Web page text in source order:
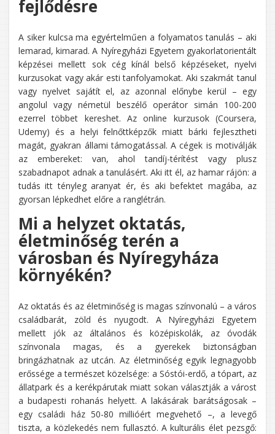
fejlődésre
A siker kulcsa ma egyértelműen a folyamatos tanulás – aki
lemarad, kimarad. A Nyíregyházi Egyetem gyakorlatorientált
képzései mellett sok cég kínál belső képzéseket, nyelvi
kurzusokat vagy akár esti tanfolyamokat. Aki szakmát tanul
vagy nyelvet sajátít el, az azonnal előnybe kerül – egy
angolul vagy németül beszélő operátor simán 100-200
ezerrel többet kereshet. Az online kurzusok (Coursera,
Udemy) és a helyi felnőttképzők miatt bárki fejlesztheti
magát, gyakran állami támogatással. A cégek is motiválják
az embereket: van, ahol tandíj-térítést vagy plusz
szabadnapot adnak a tanulásért. Aki itt él, az hamar rájön: a
tudás itt tényleg aranyat ér, és aki befektet magába, az
gyorsan lépkedhet előre a ranglétrán.
Mi a helyzet oktatás,
életminőség terén a
városban és Nyíregyháza
környékén?
Az oktatás és az életminőség is magas színvonalú – a város
családbarát, zöld és nyugodt. A Nyíregyházi Egyetem
mellett jók az általános és középiskolák, az óvodák
színvonala magas, és a gyerekek biztonságban
bringázhatnak az utcán. Az életminőség egyik legnagyobb
erőssége a természet közelsége: a Sóstói-erdő, a tópart, az
állatpark és a kerékpárutak miatt sokan választják a várost
a budapesti rohanás helyett. A lakásárak barátságosak –
egy családi ház 50-80 millióért megvehető –, a levegő
tiszta, a közlekedés nem fullasztó. A kulturális élet pezsgő: